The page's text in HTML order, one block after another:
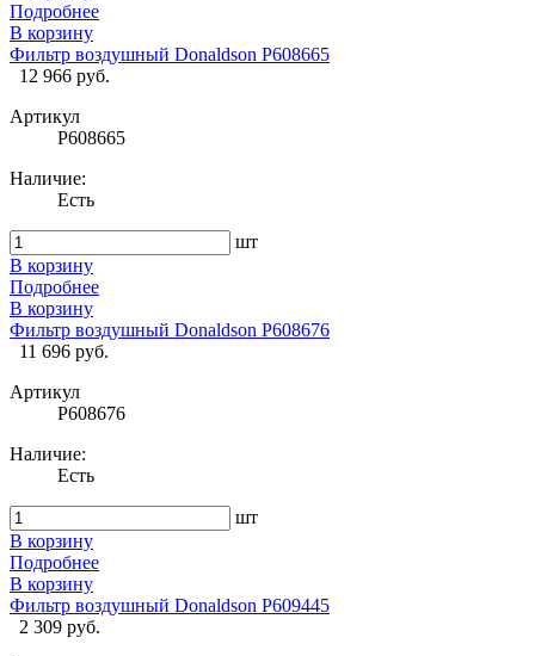
Подробнее
В корзину
Фильтр воздушный Donaldson P608665
12 966 руб.
Артикул
P608665
Наличие:
Есть
шт
В корзину
Подробнее
В корзину
Фильтр воздушный Donaldson P608676
11 696 руб.
Артикул
P608676
Наличие:
Есть
шт
В корзину
Подробнее
В корзину
Фильтр воздушный Donaldson P609445
2 309 руб.